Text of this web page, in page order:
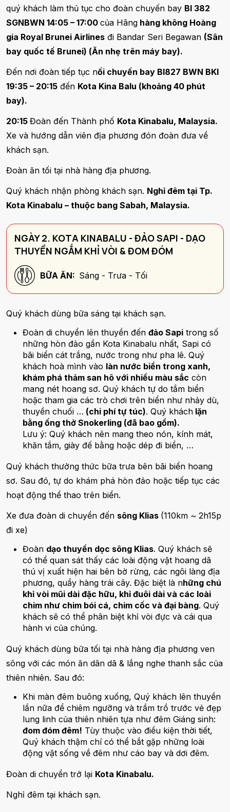
quý khách làm thủ tục cho đoàn chuyến bay BI 382
SGNBWN 14:05 – 17:00 của Hãng hàng không Hoàng
gia Royal Brunei Airlines đi Bandar Seri Begawan (Sân
bay quốc tế Brunei) (Ăn nhẹ trên máy bay).
Đến nơi đoàn tiếp tục nối chuyến bay BI827 BWN BKI
19:35 – 20:15 đến Kota Kina Balu (khoảng 40 phút
bay).
20:15 Đoàn đến Thành phố Kota Kinabalu, Malaysia.
Xe và hướng dẫn viên địa phương đón đoàn đưa về
khách sạn.
Đoàn ăn tối tại nhà hàng địa phương.
Quý khách nhận phòng khách sạn. Nghỉ đêm tại Tp.
Kota Kinabalu – thuộc bang Sabah, Malaysia.
NGÀY 2. KOTA KINABALU - ĐẢO SAPI - DẠO
THUYỀN NGẮM KHỈ VÒI & ĐOM ĐÓM
BỮA ĂN: Sáng - Trưa - Tối
Quý khách dùng bữa sáng tại khách sạn.
Đoàn di chuyển lên thuyền đến đảo Sapi trong số
những hòn đảo gần Kota Kinabalu nhất, Sapi có
bãi biển cát trắng, nước trong như pha lê. Quý
khách hoà mình vào làn nước biển trong xanh,
khám phá thảm san hô với nhiều màu sắc còn
mang nét hoang sơ. Quý khách tự do tắm biển
hoặc tham gia các trò chơi trên biển như nhảy dù,
thuyền chuối … (chi phí tự túc). Quý khách lặn
bằng ống thở Snokerling (đã bao gồm).
Lưu ý: Quý khách nên mang theo nón, kính mát,
khăn tắm, giày đế bằng hoặc dép đi biển, …
Quý khách thưởng thức bữa trưa bên bãi biển hoang
sơ. Sau đó, tự do khám phá hòn đảo hoặc tiếp tục các
hoạt động thể thao trên biển.
Xe đưa đoàn di chuyển đến sông Klias (110km ~ 2h15p
đi xe)
Đoàn dạo thuyền dọc sông Klias. Quý khách sẽ
có thể quan sát thấy các loài động vật hoang dã
thú vị xuất hiện hai bên bờ rừng, các ngôi làng địa
phương, quầy hàng trái cây. Đặc biệt là những chú
khỉ vòi mũi dài đặc hữu, khỉ đuôi dài và các loài
chim như chim bói cá, chim cốc và đại bàng. Quý
khách sẽ có thể phân biệt khỉ vòi đực và cái qua
hành vi của chúng.
Quý khách dùng bữa tối tại nhà hàng địa phương ven
sông với các món ăn dân dã & lắng nghe thanh sắc của
thiên nhiên. Sau đó:
Khi màn đêm buông xuống, Quý khách lên thuyền
lần nữa để chiêm ngưỡng và trầm trồ trước vẻ đẹp
lung linh của thiên nhiên tựa như đêm Giáng sinh:
đom đóm đêm! Tùy thuộc vào điều kiện thời tiết,
Quý khách thậm chí có thể bắt gặp những loài
động vật sống về đêm như cáo bay và dơi đêm.
Đoàn di chuyển trở lại Kota Kinabalu.
Nghỉ đêm tại khách sạn.